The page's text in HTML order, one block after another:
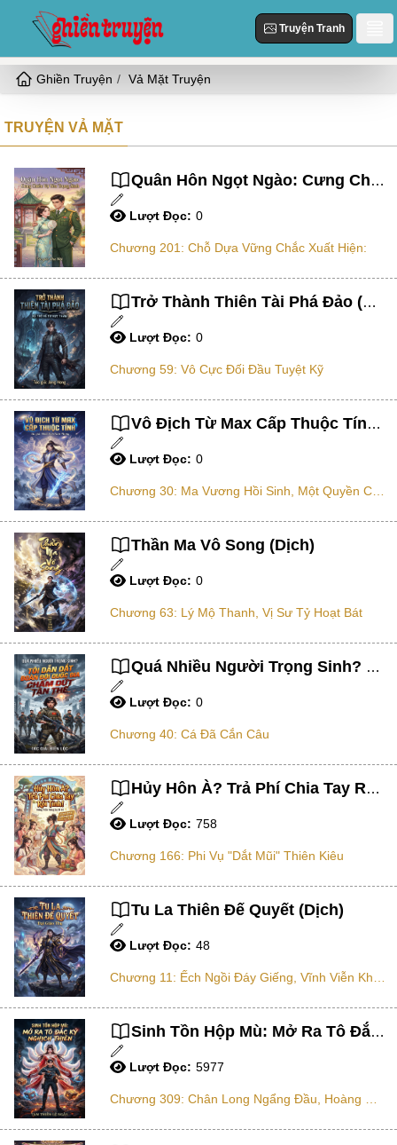
Truyện Tranh
Danh Sách
Truyện Mới Cập Nhật
Truyện Mới Đăng
Truyện Hoàn Thành
Thể loại
Hiện Đại
Ngôn Tình
HE
Nữ Cường
Vả Mặt
Cổ Đại
Ngọt
Đô Thị
Chữa Lành
Sủng
Trả Thù
Gia Đình
Hài Hước
Trọng Sinh
Hào Môn Thế Gia
Ngược
Xuyên Không
Tiểu Thuyết
Đoản Văn
Tổng Tài
Hệ Thống
Truy Thê
Linh Dị
Cung Đấu
Huyền Huyễn
Dưỡng Thê
Hư Cấu Kỳ Ảo
Gia Đấu
Kinh Dị
Gương Vỡ Không Lành
Truyện Tranh
Tùy Chỉnh
Đăng Nhập
Ghiền Truyện Vả Mặt Truyện
TRUYỆN VẢ MẶT
Quân Hôn Ngọt Ngào: Cưng Chiều Vợ Yêu Trọng Sinh (Dịch)
Lượt Đọc: 0
Chương 201: Chỗ Dựa Vững Chắc Xuất Hiện:
Trở Thành Thiên Tài Phá Đảo (Dịch)
Lượt Đọc: 0
Chương 59: Vô Cực Đối Đầu Tuyệt Kỹ
Vô Địch Từ Max Cấp Thuộc Tính (Dịch)
Lượt Đọc: 0
Chương 30: Ma Vương Hồi Sinh, Một Quyền Chấn Động Ngộ Đạo Bi
Thần Ma Vô Song (Dịch)
Lượt Đọc: 0
Chương 63: Lý Mộ Thanh, Vị Sư Tỷ Hoạt Bát
Quá Nhiều Người Trọng Sinh? Tôi Dẫn Dắt Đoàn Đội Quốc Gia Chấm Dứt Tận Thế (Dịch)
Lượt Đọc: 0
Chương 40: Cá Đã Cắn Câu
Hủy Hôn À? Trả Phí Chia Tay Rồi Tính! (Dịch)
Lượt Đọc: 758
Chương 166: Phi Vụ "dắt Mũi" Thiên Kiêu
Tu La Thiên Đế Quyết (Dịch)
Lượt Đọc: 48
Sinh Tồn Hộp Mù: Mở Ra Tô Đắc Kỷ Nghịch Thiên (Dịch)
Lượt Đọc: 5977